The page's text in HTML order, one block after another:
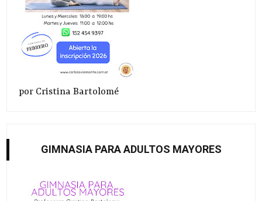
por Cristina Bartolomé
GIMNASIA PARA ADULTOS MAYORES